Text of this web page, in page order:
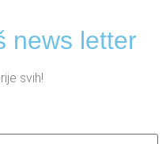
news letter
svih!